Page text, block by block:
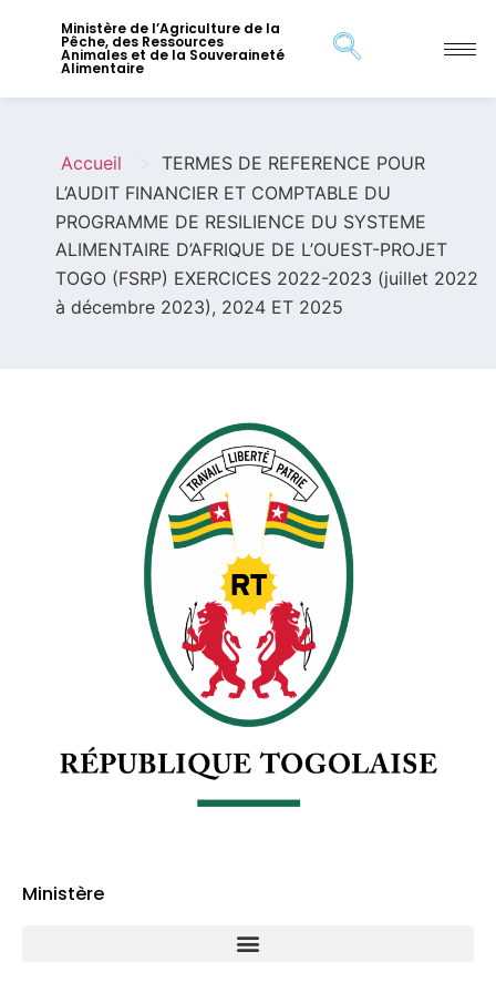
Ministère de l’Agriculture de la
Pêche, des Ressources
Animales et de la Souveraineté
Alimentaire
Accueil
TERMES DE REFERENCE POUR
L’AUDIT FINANCIER ET COMPTABLE DU
PROGRAMME DE RESILIENCE DU SYSTEME
ALIMENTAIRE D’AFRIQUE DE L’OUEST-PROJET
TOGO (FSRP) EXERCICES 2022-2023 (juillet 2022
à décembre 2023), 2024 ET 2025
Ministère